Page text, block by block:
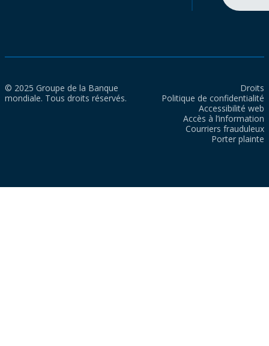
© 2025 Groupe de la Banque
mondiale. Tous droits réservés.
Droits
Politique de confidentialité
Accessibilité web
Accès à l’information
Courriers frauduleux
Porter plainte